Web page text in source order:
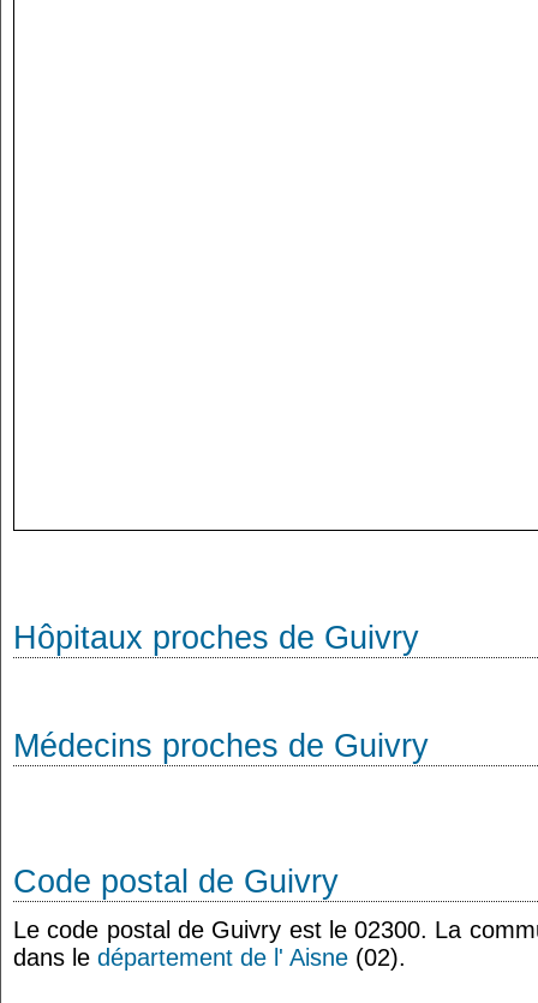
Hôpitaux proches de Guivry
Médecins proches de Guivry
Code postal de Guivry
Le code postal de Guivry est le 02300. La
dans le département de l' Aisne (02).